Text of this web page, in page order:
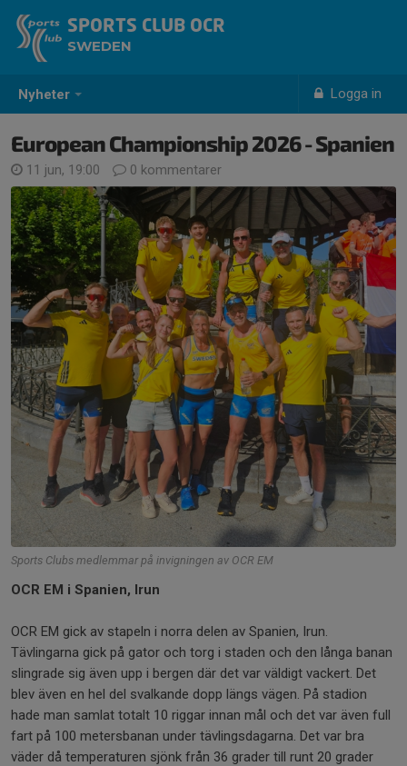
Nyheter Logga in
SPORTS CLUB OCR
SWEDEN
European Championship 2026 - Spanien
11 jun, 19:00 0 kommentarer
Sports Clubs medlemmar på invigningen av OCR EM
OCR EM i Spanien, Irun
OCR EM gick av stapeln i norra delen av Spanien, Irun.
Tävlingarna gick på gator och torg i staden och den långa banan
slingrade sig även upp i bergen där det var väldigt vackert. Det
blev även en hel del svalkande dopp längs vägen. På stadion
hade man samlat totalt 10 riggar innan mål och det var även full
fart på 100 metersbanan under tävlingsdagarna. Det var bra
väder då temperaturen sjönk från 36 grader till runt 20 grader